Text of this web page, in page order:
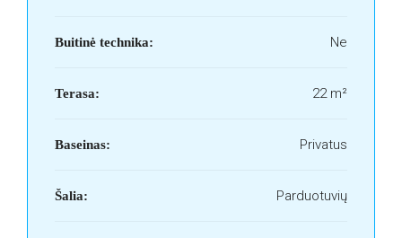
Buitinė technika: Ne
Terasa: 22 m²
Baseinas: Privatus
Šalia: Parduotuvių